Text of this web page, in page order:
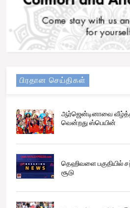
பிரதான செய்திகள்
ஆர்ஜென்டினாவை
வென்றது ஸ்பெயின்
தெஹிவளை பகுதியில்
சூடு